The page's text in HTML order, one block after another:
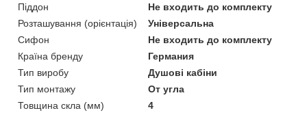
Піддон
Не входить до комплекту
Розташування (орієнтація)
Універсальна
Сифон
Не входить до комплекту
Країна бренду
Германия
Тип виробу
Душові кабіни
Тип монтажу
От угла
Товщина скла (мм)
4